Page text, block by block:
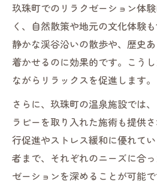
リラクゼーションで叶
法
ゆっくり過ごす旅にリ
ラス
夫
温泉とパワースポットで深
を満喫
リラクゼーションを深
玖珠町でのリラクゼーション体
く、自然散策や地元の文化体験
静かな渓谷沿いの散歩や、歴史
着かせるのに効果的です。こう
ながらリラックスを促進します。
さらに、玖珠町の温泉施設では
ラピーを取り入れた施術も提供
行促進やストレス緩和に優れて
者まで、それぞれのニーズに合
ゼーションを深めることが可能で